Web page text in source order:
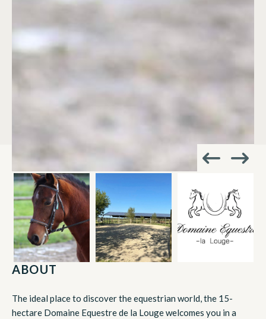
ABOUT
The ideal place to discover the equestrian world, the 15-
hectare Domaine Equestre de la Louge welcomes you in a